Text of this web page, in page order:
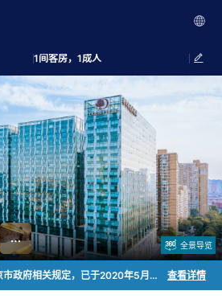
1间客房，1成人
全景导览
敬请知悉，酒店积极响应北京市政府相关规定，已于2020年5月1日起不再于客房内主动提牙刷、梳子、浴擦、剃须刀、指甲锉和鞋擦六件一次性日用品。若需要，可在入住时向酒店团队成员免费索取, 感谢您与我们一同践行可持续旅行，为绿色环保做出贡献！酒店依据北京市禁烟条例规定，实施全面室内禁烟，另设指定露天区域为宾客吸烟区，感谢您的理解与配合。温馨提示：酒店与商业体共用收费停车场。 查看详情